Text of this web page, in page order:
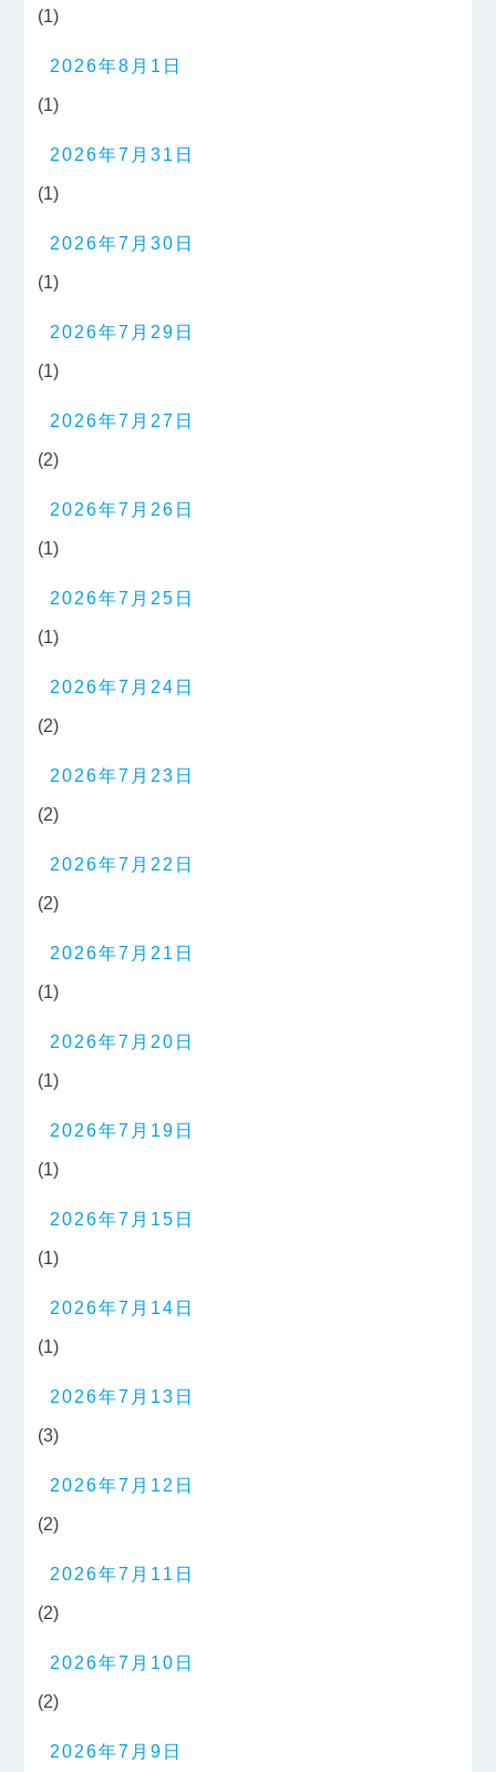
(1)
2026年8月1日
(1)
2026年7月31日
(1)
2026年7月30日
(1)
2026年7月29日
(1)
2026年7月27日
(2)
2026年7月26日
(1)
2026年7月25日
(1)
2026年7月24日
(2)
2026年7月23日
(2)
2026年7月22日
(2)
2026年7月21日
(1)
2026年7月20日
(1)
2026年7月19日
(1)
2026年7月15日
(1)
2026年7月14日
(1)
2026年7月13日
(3)
2026年7月12日
(2)
2026年7月11日
(2)
2026年7月10日
(2)
2026年7月9日